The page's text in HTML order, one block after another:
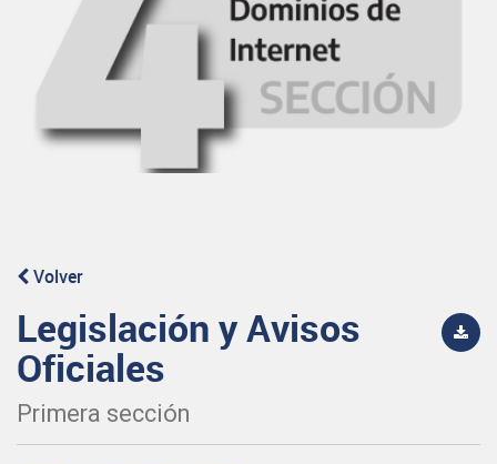
Volver
Legislación y Avisos
Oficiales
Primera sección